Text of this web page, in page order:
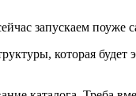
запускаем поуже
которая